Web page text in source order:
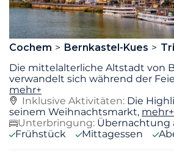
Cochem Bernkastel-Kues
Die mittelalterliche Altstadt von
verwandelt sich während der
mehr+
Inklusive Aktivitäten: Die
seinem Weihnachtsmarkt, mehr+
Unterbringung: Übernachtung
Frühstück
Mittagessen